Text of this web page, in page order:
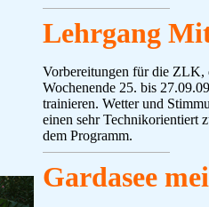
Lehrgang
Vorbereitungen für die ZLK,
Wochenende 25. bis
trainieren. Wetter und
einen sehr Technikorientiert
dem Programm.
Gardasee